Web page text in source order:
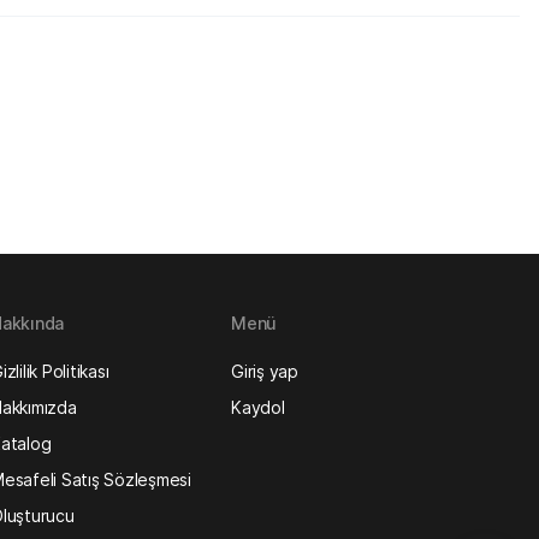
Politikası
Satış Sözleşmesi
Menü
Giriş yap
Kaydol